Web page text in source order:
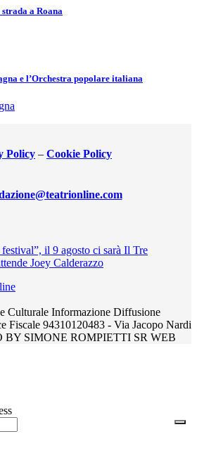
a Roana
e l’Orchestra popolare italiana
Policy – Cookie Policy
il 9 agosto ci sarà Il Tre
Joey Calderazzo
Culturale Informazione Diffusione
Fiscale 94310120483 - Via Jacopo Nardi
BY SIMONE ROMPIETTI SR WEB